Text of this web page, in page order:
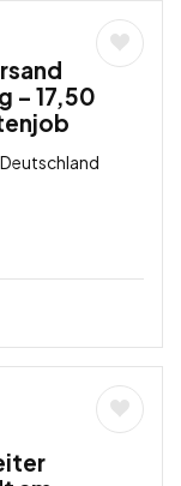
– 17,50